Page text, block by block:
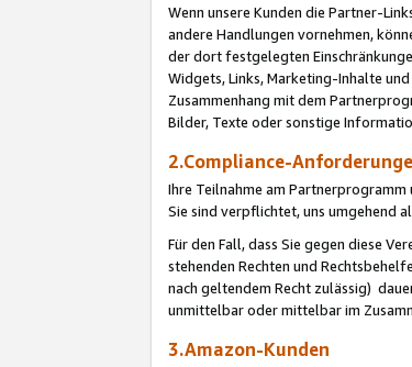
Wenn unsere Kunden die Partner-
andere Handlungen vornehmen,
der dort festgelegten
Widgets, Links, Marketing-Inhalte
Zusammenhang mit dem
Bilder, Texte oder sonstige
2.Compliance-
Ihre Teilnahme am Partnerprogramm
Sie sind verpflichtet, uns umgehend
Für den Fall, dass Sie gegen diese
stehenden Rechten und
nach geltendem Recht zulässig)
unmittelbar oder mittelbar im
3.Amazon-Kunden